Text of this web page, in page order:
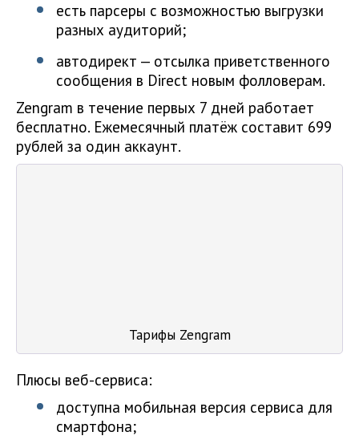
есть парсеры с возможностью выгрузки
разных аудиторий;
автодирект — отсылка приветственного
сообщения в Direct новым фолловерам.
Zengram в течение первых 7 дней работает
бесплатно. Ежемесячный платёж составит 699
рублей за один аккаунт.
Тарифы Zengram
Плюсы веб-сервиса:
доступна мобильная версия сервиса для
смартфона;